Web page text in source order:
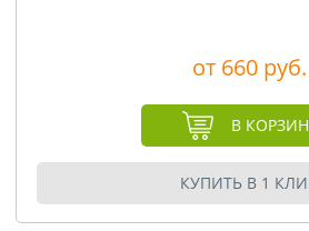
от 660 руб.
В
КУПИТЬ В 1